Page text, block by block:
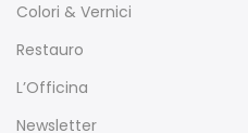
Colori & Vernici
Restauro
L’Officina
Newsletter